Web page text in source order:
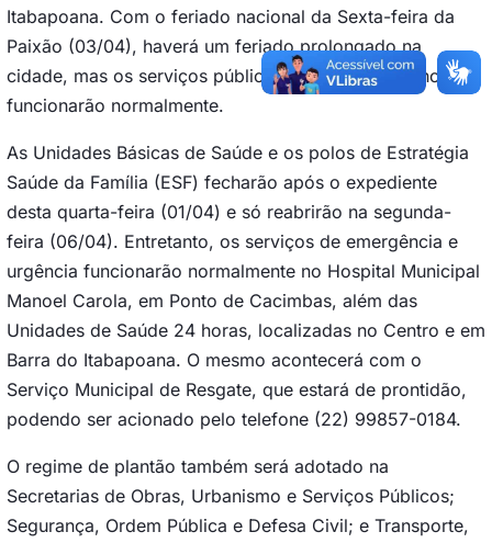
Itabapoana. Com o feriado nacional da Sexta-feira da
Paixão (03/04), haverá um feriado prolongado na
cidade, mas os serviços públicos municipais essenciais
funcionarão normalmente.
As Unidades Básicas de Saúde e os polos de Estratégia
Saúde da Família (ESF) fecharão após o expediente
desta quarta-feira (01/04) e só reabrirão na segunda-
feira (06/04). Entretanto, os serviços de emergência e
urgência funcionarão normalmente no Hospital Municipal
Manoel Carola, em Ponto de Cacimbas, além das
Unidades de Saúde 24 horas, localizadas no Centro e em
Barra do Itabapoana. O mesmo acontecerá com o
Serviço Municipal de Resgate, que estará de prontidão,
podendo ser acionado pelo telefone (22) 99857-0184.
O regime de plantão também será adotado na
Secretarias de Obras, Urbanismo e Serviços Públicos;
Segurança, Ordem Pública e Defesa Civil; e Transporte,